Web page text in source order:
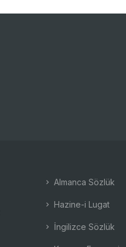
Almanca Sözlük
Hazine-i Lugat
İngilizce Sözlük